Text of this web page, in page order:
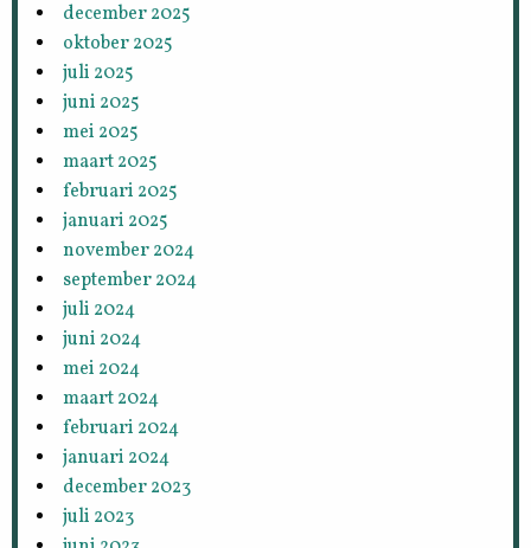
december 2025
oktober 2025
juli 2025
juni 2025
mei 2025
maart 2025
februari 2025
januari 2025
november 2024
september 2024
juli 2024
juni 2024
mei 2024
maart 2024
februari 2024
januari 2024
december 2023
juli 2023